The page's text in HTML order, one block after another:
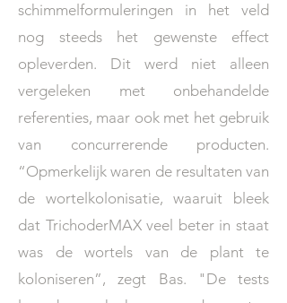
schimmelformuleringen in het veld
nog steeds het gewenste effect
opleverden. Dit werd niet alleen
vergeleken met onbehandelde
referenties, maar ook met het gebruik
van concurrerende producten.
“Opmerkelijk waren de resultaten van
de wortelkolonisatie, waaruit bleek
dat TrichoderMAX veel beter in staat
was de wortels van de plant te
koloniseren”, zegt Bas. "De tests